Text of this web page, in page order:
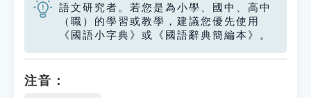
語文研究者。若您是為小學、國中、高中
（職）的學習或教學，建議您優先使用
《國語小字典》或《國語辭典簡編本》。
注音：